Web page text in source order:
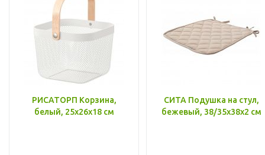
РИСАТОРП Корзина,
белый, 25x26x18 см
СИТА Подушка на стул,
бежевый, 38/35x38x2 см